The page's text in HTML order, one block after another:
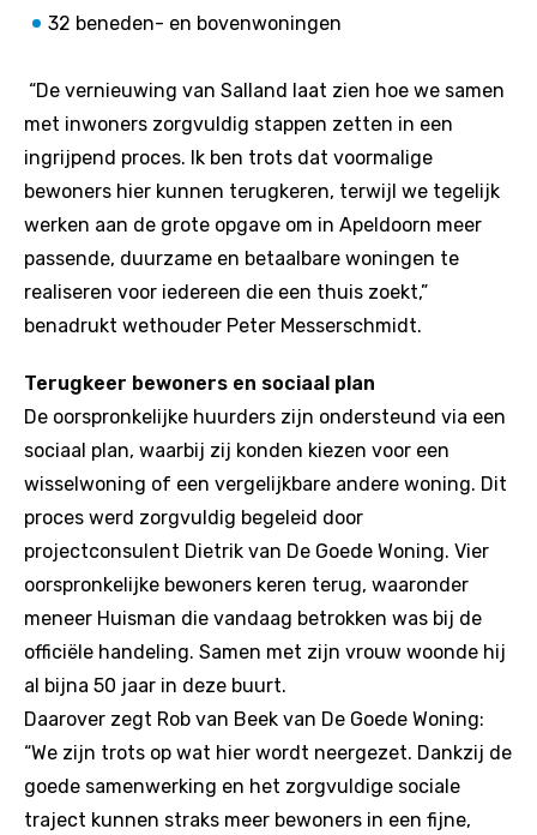
32 beneden- en bovenwoningen
“De vernieuwing van Salland laat zien hoe we samen
met inwoners zorgvuldig stappen zetten in een
ingrijpend proces. Ik ben trots dat voormalige
bewoners hier kunnen terugkeren, terwijl we tegelijk
werken aan de grote opgave om in Apeldoorn meer
passende, duurzame en betaalbare woningen te
realiseren voor iedereen die een thuis zoekt,”
benadrukt wethouder Peter Messerschmidt.
Terugkeer bewoners en sociaal plan
De oorspronkelijke huurders zijn ondersteund via een
sociaal plan, waarbij zij konden kiezen voor een
wisselwoning of een vergelijkbare andere woning. Dit
proces werd zorgvuldig begeleid door
projectconsulent Dietrik van De Goede Woning. Vier
oorspronkelijke bewoners keren terug, waaronder
meneer Huisman die vandaag betrokken was bij de
officiële handeling. Samen met zijn vrouw woonde hij
al bijna 50 jaar in deze buurt.
Daarover zegt Rob van Beek van De Goede Woning:
“We zijn trots op wat hier wordt neergezet. Dankzij de
goede samenwerking en het zorgvuldige sociale
traject kunnen straks meer bewoners in een fijne,